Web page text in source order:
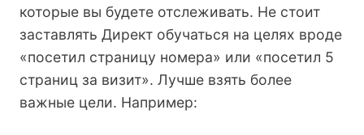
которые вы будете отслеживать. Не стоит
заставлять Директ обучаться на целях вроде
«посетил страницу номера» или «посетил 5
страниц за визит». Лучше взять более
важные цели. Например: